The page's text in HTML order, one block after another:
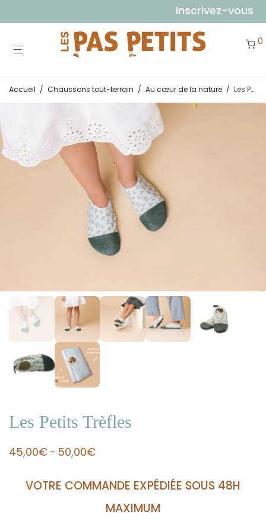
Inscrivez-vous à
0
Accueil / Chaussons tout-terrain / Au cœur de la nature / Les Petits Trèfles
Les Petits Trèfles
45,00€ – 50,00€
VOTRE COMMANDE EXPÉDIÉE SOUS 48H
MAXIMUM